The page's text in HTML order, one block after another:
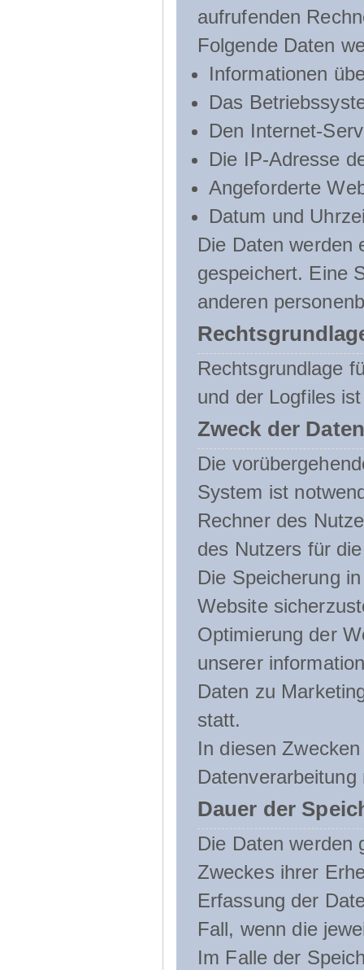
aufrufenden
Folgende Daten
Informationen
Das
Den Internet-
Die IP-Adresse
Angeforderte
Datum und
Die Daten werden
gespeichert. Eine
anderen
Rechtsgrundlage
und der Logfiles
Zweck der
Die
System ist
Rechner des
des Nutzers für
Die Speicherung
Website
Optimierung der
unserer
Daten zu
statt.
In diesen
Dauer der
Die Daten werden
Zweckes ihrer
Erfassung der
Fall, wenn die
Im Falle der